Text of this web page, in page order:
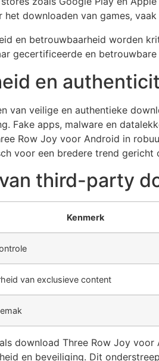
het downloaden van games,
en betrouwbaarheid worden
gecertificeerde en
en
van veilige en authentieke
Fake apps, malware en
Row Joy voor Android in
voor een bredere trend
third-party
Kenmerk
van exclusieve content
download Three Row Joy
en beveiliging. Dit